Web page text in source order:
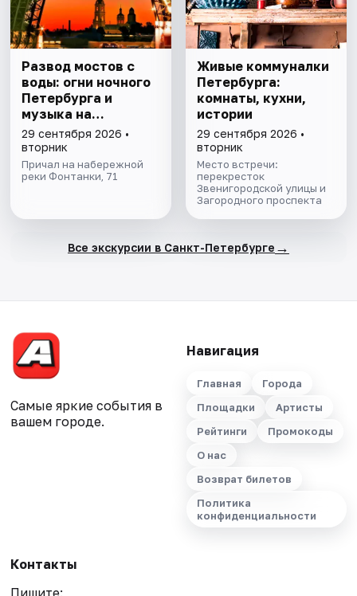
Развод мостов с
воды: огни ночного
Петербурга и
музыка на
теплоходе
29 сентября 2026 •
вторник
Причал на набережной
реки Фонтанки, 71
Живые коммуналки
Петербурга:
комнаты, кухни,
истории
29 сентября 2026 •
вторник
Место встречи:
перекресток
Звенигородской улицы и
Загородного проспекта
Все экскурсии в Санкт-Петербурге →
Самые яркие события в
вашем городе.
Навигация
Главная
Города
Площадки
Артисты
Рейтинги
Промокоды
О нас
Возврат билетов
Политика
конфиденциальности
Контакты